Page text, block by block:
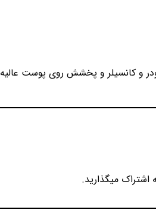
و کانسیلر و پخشش روی پوست عالیه
اشتراک میگذارید.